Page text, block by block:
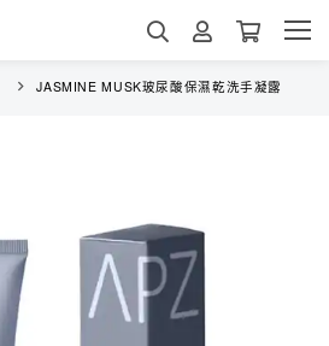
JASMINE MUSK玻尿酸保濕乾洗手凝露